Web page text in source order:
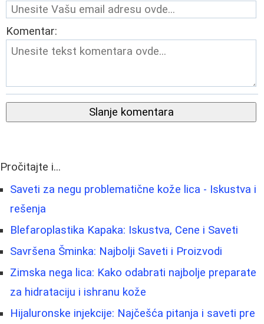
Komentar:
Slanje komentara
Pročitajte i...
Saveti za negu problematične kože lica - Iskustva i
rešenja
Blefaroplastika Kapaka: Iskustva, Cene i Saveti
Savršena Šminka: Najbolji Saveti i Proizvodi
Zimska nega lica: Kako odabrati najbolje preparate
za hidrataciju i ishranu kože
Hijaluronske injekcije: Najčešća pitanja i saveti pre